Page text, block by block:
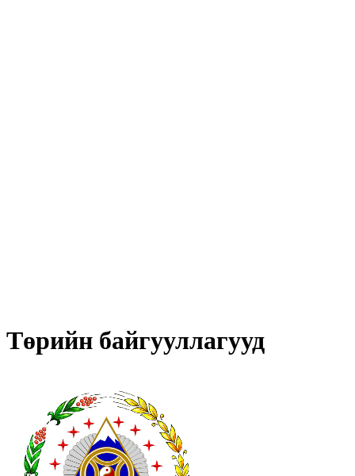
Төрийн байгууллагууд